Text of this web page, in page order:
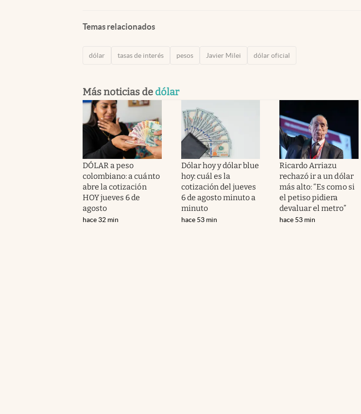
Temas relacionados
dólar tasas de interés pesos Javier Milei dólar oficial
Más noticias de dólar
DÓLAR a peso
colombiano: a cuánto
abre la cotización
HOY jueves 6 de
agosto
hace 32 min
Dólar hoy y dólar blue
hoy: cuál es la
cotización del jueves
6 de agosto minuto a
minuto
hace 53 min
Ricardo Arriazu
rechazó ir a un dólar
más alto: “Es como si
el petiso pidiera
devaluar el metro”
hace 53 min